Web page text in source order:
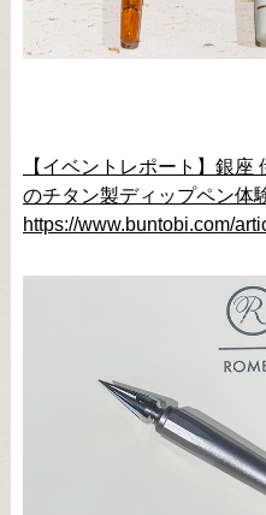
【イベントレポート】銀
のチタン製ディップペン体
https://www.buntobi.com/